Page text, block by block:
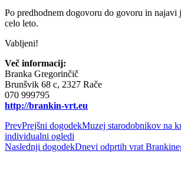
Po predhodnem dogovoru do govoru in najavi
celo leto.
Vabljeni!
Več informacij:
Branka Gregorinčič
Brunšvik 68 c, 2327 Rače
070 999795
http://brankin-vrt.eu
PrevPrejšni dogodekMuzej starodobnikov na
individualni ogledi
Naslednji dogodekDnevi odprtih vrat